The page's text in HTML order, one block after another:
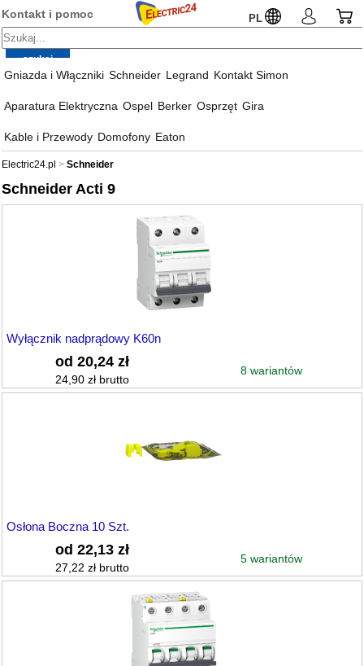
Kontakt i pomoc PL
Gniazda i Włączniki Schneider Legrand Kontakt Simon
Aparatura Elektryczna Ospel Berker Osprzęt Gira
Kable i Przewody Domofony Eaton
Electric24.pl Schneider
Schneider Acti 9
Wyłącznik nadprądowy K60n
od 20,24 zł
24,90 zł brutto
8 wariantów
Osłona Boczna 10 Szt.
od 22,13 zł
27,22 zł brutto
5 wariantów